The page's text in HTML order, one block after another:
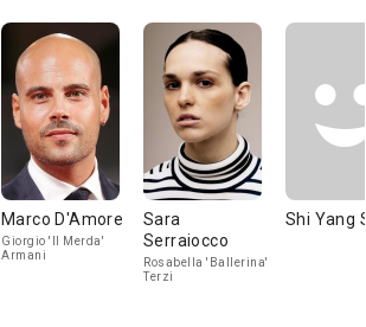
Marco D'Amore
Giorgio 'Il Merda'
Armani
Sara
Serraiocco
Rosabella 'Ballerina'
Terzi
Shi Yang